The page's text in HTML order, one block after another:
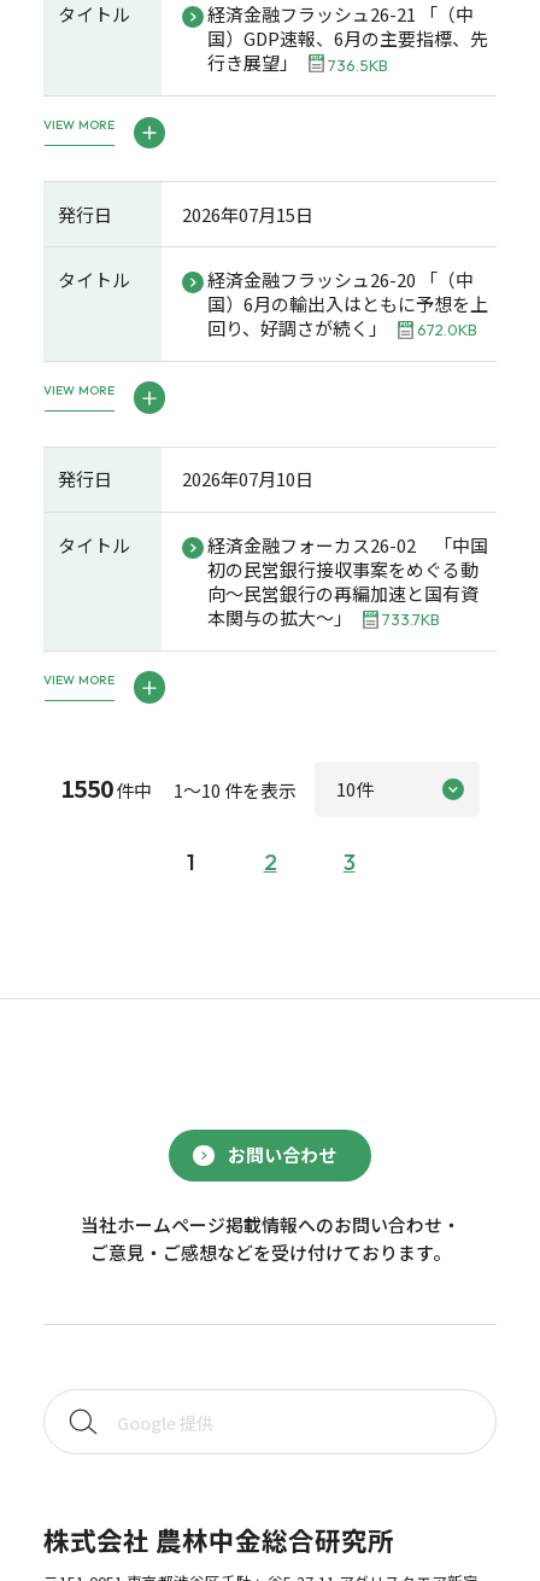
タイトル
経済金融フラッシュ26-21 「（中
国）GDP速報、6月の主要指標、先
行き展望」
736.5KB
VIEW MORE
発行日 2026年07月15日
タイトル
経済金融フラッシュ26-20 「（中
国）6月の輸出入はともに予想を上
回り、好調さが続く」
672.0KB
VIEW MORE
発行日 2026年07月10日
タイトル
経済金融フォーカス26-02 「中国
初の民営銀行接収事案をめぐる動
向～民営銀行の再編加速と国有資
本関与の拡大～」
733.7KB
VIEW MORE
1550件中 1～10 件を表示
1 2 3
お問い合わせ
当社ホームページ掲載情報へのお問い合わせ・
ご意見・ご感想などを受け付けております。
株式会社 農林中金総合研究所